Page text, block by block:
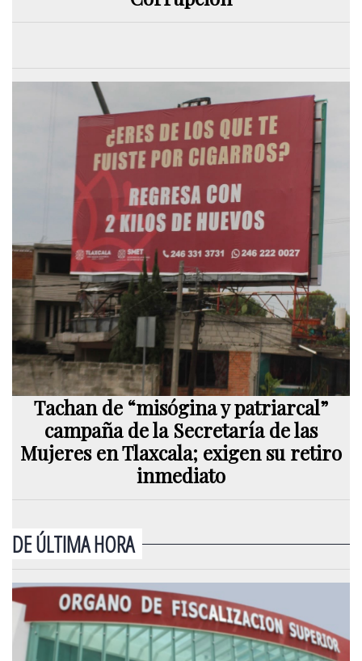
Tachan de “misógina y patriarcal”
campaña de la Secretaría de las
Mujeres en Tlaxcala; exigen su retiro
inmediato
DE ÚLTIMA HORA